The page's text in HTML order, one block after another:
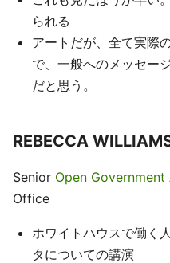
られる
アートだが、全て実際
で、一般へのメッセー
だと思う。
REBECCA
Senior Open Government
Office
ホワイトハウスで働く
タについての講演